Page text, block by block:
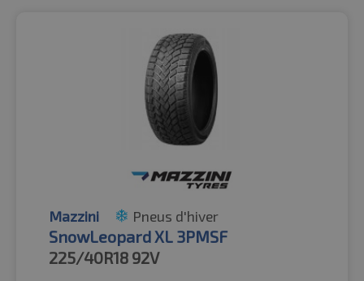
Mazzini Pneus d'hiver
SnowLeopard XL 3PMSF
225/40R18 92V